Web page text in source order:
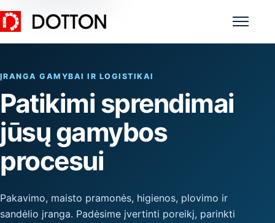
ĮRANGA GAMYBAI IR LOGISTIKAI
Patikimi sprendimai
jūsų gamybos
procesui
Pakavimo, maisto pramonės, higienos, plovimo ir
sandėlio įranga. Padėsime įvertinti poreikį, parinkti